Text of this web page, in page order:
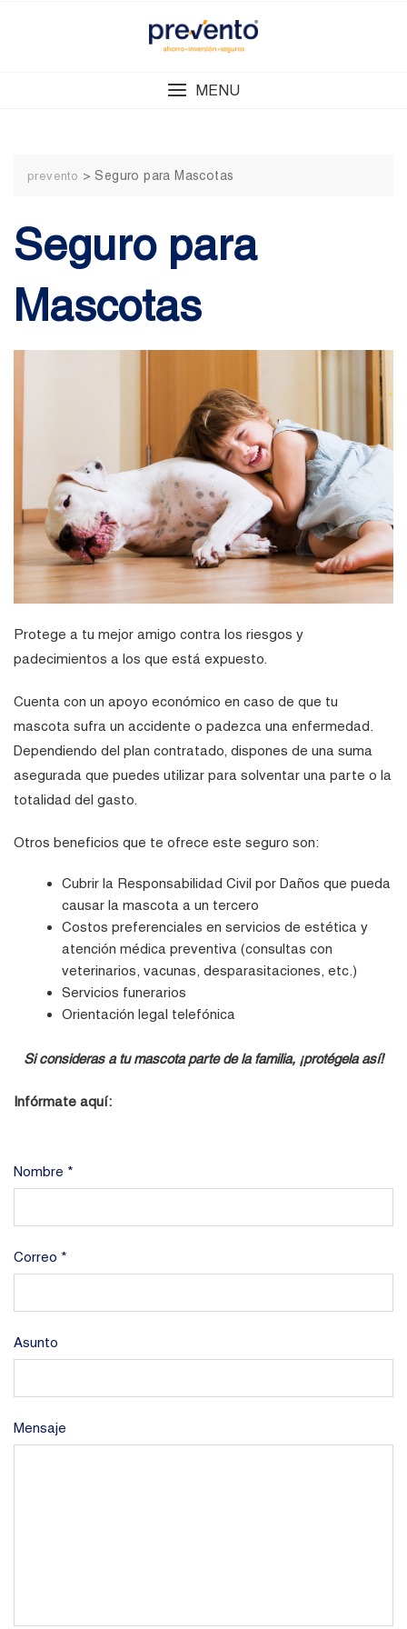
MENU
prevento >Seguro para Mascotas
Seguro para
Mascotas
Protege a tu mejor amigo contra los riesgos y
padecimientos a los que está expuesto.
Cuenta con un apoyo económico en caso de que tu
mascota sufra un accidente o padezca una enfermedad.
Dependiendo del plan contratado, dispones de una suma
asegurada que puedes utilizar para solventar una parte o la
totalidad del gasto.
Otros beneficios que te ofrece este seguro son:
Cubrir la Responsabilidad Civil por Daños que pueda
causar la mascota a un tercero
Costos preferenciales en servicios de estética y
atención médica preventiva (consultas con
veterinarios, vacunas, desparasitaciones, etc.)
Servicios funerarios
Orientación legal telefónica
Si consideras a tu mascota parte de la familia, ¡protégela así!
Infórmate aquí:
Nombre *
Correo *
Asunto
Mensaje